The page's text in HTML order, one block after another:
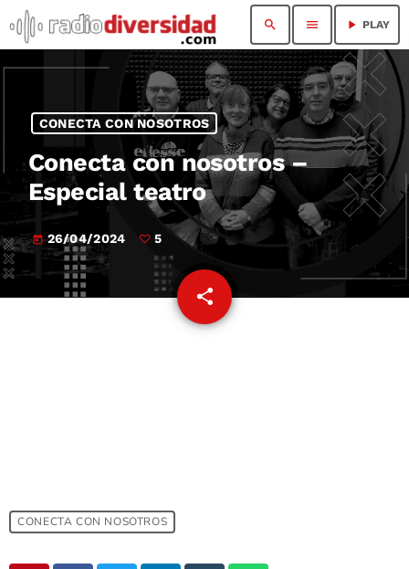
search menu play_arrow PLAY
CONECTA CON NOSOTROS
Conecta con nosotros –
Especial teatro
today 26/04/2024 5
share
email
CONECTA CON NOSOTROS